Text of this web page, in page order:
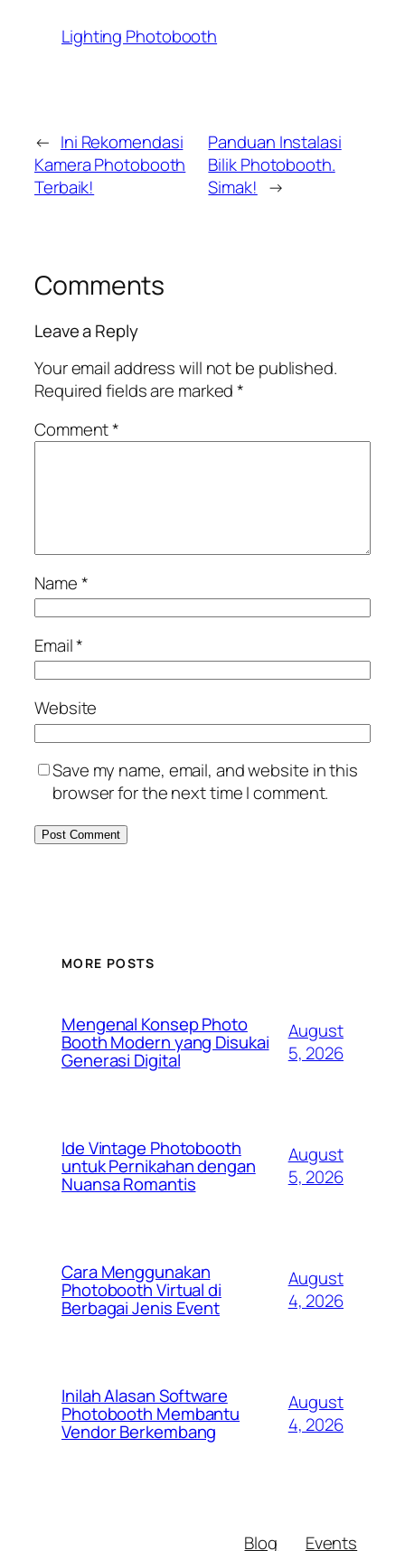
Lighting Photobooth
← Ini Rekomendasi
Kamera Photobooth
Terbaik!
Panduan Instalasi
Bilik Photobooth.
Simak! →
Comments
Leave a Reply
Your email address will not be published.
Required fields are marked*
Comment*
Name*
Email*
Website
Save my name, email, and website in this
browser for the next time I comment.
MORE POSTS
Mengenal Konsep Photo
Booth Modern yang Disukai
Generasi Digital
August
5, 2026
Ide Vintage Photobooth
untuk Pernikahan dengan
Nuansa Romantis
August
5, 2026
Cara Menggunakan
Photobooth Virtual di
Berbagai Jenis Event
August
4, 2026
Inilah Alasan Software
Photobooth Membantu
Vendor Berkembang
August
4, 2026
Blog Events